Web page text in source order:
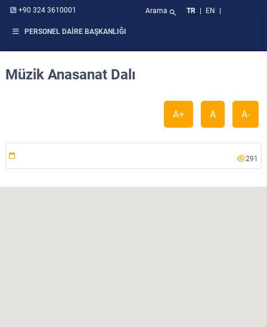
+90 324 3610001 Arama search TR EN
PERSONEL DAİRE BAŞKANLIĞI
Müzik Anasanat Dalı
A+ A A-
291